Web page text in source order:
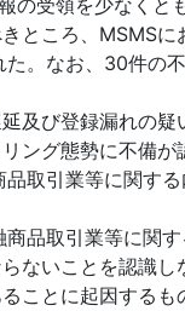
受領を少なくと
ころ、MSMS
。なお、30件の
び登録漏れの
ング態勢に不備が
取引業等に関す
取引業等に関
いことを認識
とに起因する